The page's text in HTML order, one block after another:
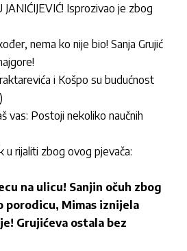
JANIĆIJEVIĆ! Isprozivao je zbog
nema ko nije bio! Sanja Grujić
i Košpo su budućnost
vas: Postoji nekoliko naučnih
u rijaliti zbog ovog pjevača:
na ulicu! Sanjin očuh zbog
porodicu, Mimas iznijela
Grujićeva ostala bez